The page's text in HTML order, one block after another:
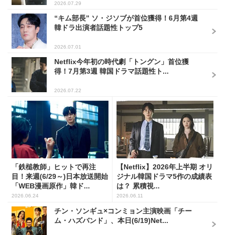
2026.07.29
“キム部長” ソ・ジソブが首位獲得！6月第4週
韓ドラ出演者話題性トップ5
2026.07.01
Netflix今年初の時代劇「トングン」首位獲
得！7月第3週 韓国ドラマ話題性ト...
2026.07.22
「鉄槌教師」ヒットで再注
目！来週(6/29～)日本放送開始
「WEB漫画原作」韓ド...
2026.06.24
【Netflix】2026年上半期 オリ
ジナル韓国ドラマ5作の成績表
は？ 累積視...
2026.06.11
チン・ソンギュ×コンミョン主演映画「チー
ム・ハズバンド」、本日(6/19)Net...